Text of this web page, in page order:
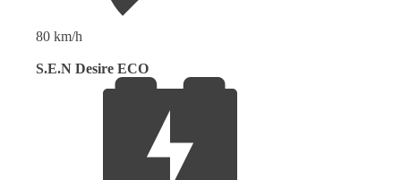
80 km/h
S.E.N Desire ECO